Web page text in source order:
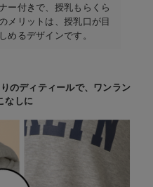
ー付きで、授乳もらくら
メリットは、授乳口が目
めるデザインです。
のディティールで、ワンラン
なしに